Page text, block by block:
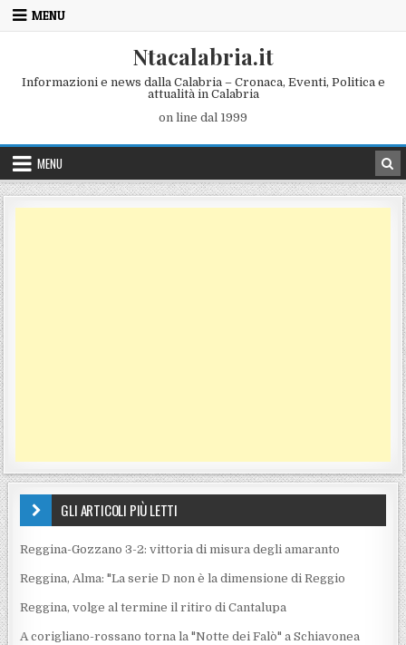
Skip to content
MENU
Ntacalabria.it
Informazioni e news dalla Calabria – Cronaca, Eventi, Politica e
attualità in Calabria
on line dal 1999
MENU
GLI ARTICOLI PIÙ LETTI
Reggina-Gozzano 3-2: vittoria di misura degli amaranto
Reggina, Alma: "La serie D non è la dimensione di Reggio
Reggina, volge al termine il ritiro di Cantalupa
A corigliano-rossano torna la "Notte dei Falò" a Schiavonea